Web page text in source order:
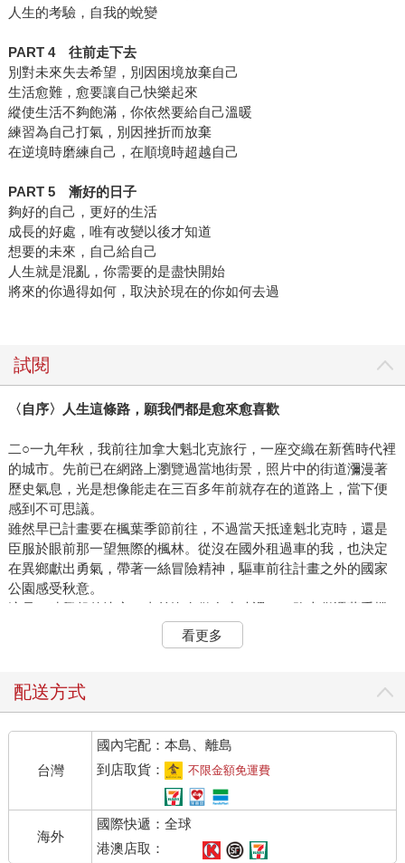
人生的考驗，自我的蛻變
PART 4往前走下去
別對未來失去希望，別因困境放棄自己
生活愈難，愈要讓自己快樂起來
縱使生活不夠飽滿，你依然要給自己溫暖
練習為自己打氣，別因挫折而放棄
在逆境時磨練自己，在順境時超越自己
PART 5漸好的日子
夠好的自己，更好的生活
成長的好處，唯有改變以後才知道
想要的未來，自己給自己
人生就是混亂，你需要的是盡快開始
將來的你過得如何，取決於現在的你如何去過
試閱
〈自序〉人生這條路，願我們都是愈來愈喜歡
二○一九年秋，我前往加拿大魁北克旅行，一座交織在新舊時代裡
的城市。先前已在網路上瀏覽過當地街景，照片中的街道瀰漫著
歷史氣息，光是想像能走在三百多年前就存在的道路上，當下便
感到不可思議。
雖然早已計畫要在楓葉季節前往，不過當天抵達魁北克時，還是
臣服於眼前那一望無際的楓林。從沒在國外租過車的我，也決定
在異鄉獻出勇氣，帶著一絲冒險精神，驅車前往計畫之外的國家
公園感受秋意。
導航便朝向未知而去，出發前也不知道國家公園是坐落於什麼樣
的山中。直到抵達山腳下的遊客中心後，我才意識到自己要探索
那是一間充滿森林氣息的遊客中心，一進門就能看見牆上掛著一
幅巨大的登山地圖，劃分出進階、中等、容易三種等級的爬山路
線，一旁則標示每條路線會經過的景點、所需距離和往返時間，
彷彿提醒旅客要衡量好自己的能力，因為給予再多的指示，一切
還是要靠自己。
究竟該選哪一條路呢？定期會運動的我，自認體力足以應對中等
路線，便興起想要挑戰進階路線的念頭。畢竟，此趟可是遠渡重
洋經過紐約再跋涉到魁北克，或許這第一次的造訪也就是最後一
次，當下心中只想飽覽所有美景，深怕錯過某個景色都會成為畢
看更多
配送方式
台灣
國內宅配：本島、離島
到店取貨：
不限金額免運費
海外
國際快遞：全球
港澳店取：